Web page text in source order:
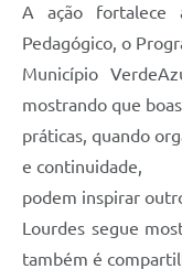
A ação fortalece
Pedagógico, o
Município
mostrando que boas
práticas, quando
e continuidade,
podem inspirar
Lourdes segue
também é